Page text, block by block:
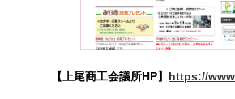
【上尾商工会議所HP】 https://